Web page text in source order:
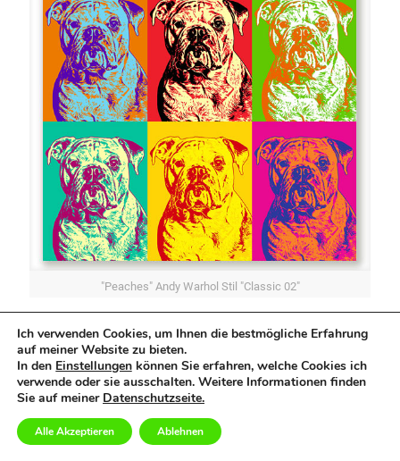
"Peaches" Andy Warhol Stil "Classic 02"
Ich verwenden Cookies, um Ihnen die bestmögliche Erfahrung
auf meiner Website zu bieten.
In den Einstellungen können Sie erfahren, welche Cookies ich
verwende oder sie ausschalten. Weitere Informationen finden
Sie auf meiner Datenschutzseite.
Alle Akzeptieren Ablehnen